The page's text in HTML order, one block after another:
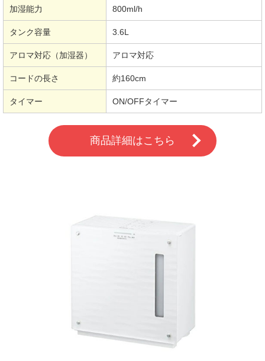
加湿能力 800ml/h
タンク容量 3.6L
アロマ対応（加湿器） アロマ対応
コードの長さ 約160cm
タイマー ON/OFFタイマー
商品詳細はこちら